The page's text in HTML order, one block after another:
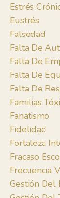
Estrés
Eustrés
Falsedad
Falta De
Falta De
Falta De
Falta De
Familias
Fanatismo
Fidelidad
Fortaleza
Fracaso
Frecuencia
Gestión Del